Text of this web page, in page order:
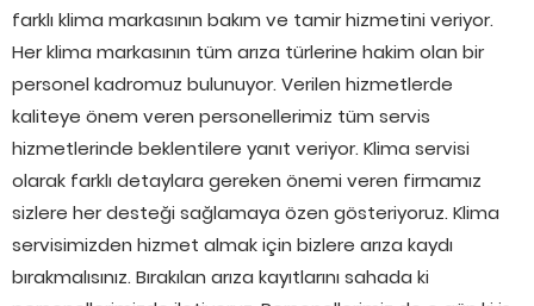
farklı klima markasının bakım ve tamir hizmetini veriyor.
Her klima markasının tüm arıza türlerine hakim olan bir
personel kadromuz bulunuyor. Verilen hizmetlerde
kaliteye önem veren personellerimiz tüm servis
hizmetlerinde beklentilere yanıt veriyor. Klima servisi
olarak farklı detaylara gereken önemi veren firmamız
sizlere her desteği sağlamaya özen gösteriyoruz. Klima
servisimizden hizmet almak için bizlere arıza kaydı
bırakmalısınız. Bırakılan arıza kayıtlarını sahada ki